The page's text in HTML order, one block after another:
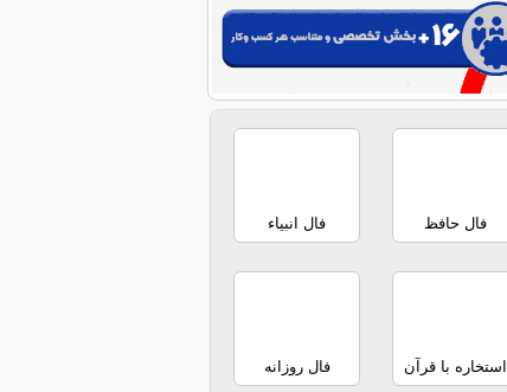
فال حافظ فال انبیاء
استخاره با قرآن فال روزانه